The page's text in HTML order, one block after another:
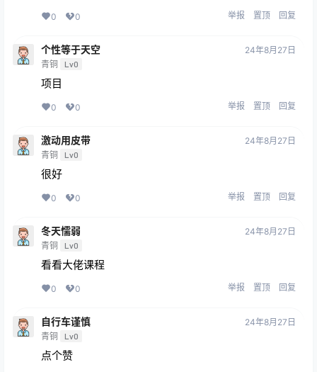
0 0 举报 置顶 回复
个性等于天空
青铜 Lv0
24年8月27日
项目
0 0 举报 置顶 回复
激动用皮带
青铜 Lv0
24年8月27日
很好
0 0 举报 置顶 回复
冬天懦弱
青铜 Lv0
24年8月27日
看看大佬课程
0 0 举报 置顶 回复
自行车谨慎
青铜 Lv0
24年8月27日
点个赞